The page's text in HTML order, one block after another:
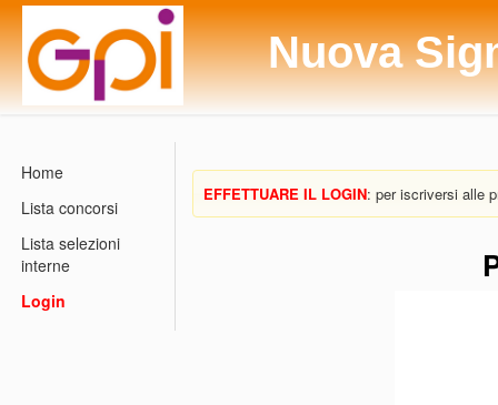
Nuova
Home
Lista concorsi
Lista selezioni
interne
Login
EFFETTUARE IL LOGIN: per iscriversi alle